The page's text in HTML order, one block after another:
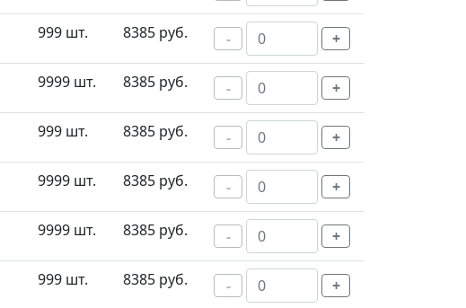
999 шт. 8385 руб. - +
9999 шт. 8385 руб. - +
999 шт. 8385 руб. - +
9999 шт. 8385 руб. - +
9999 шт. 8385 руб. - +
999 шт. 8385 руб. - +